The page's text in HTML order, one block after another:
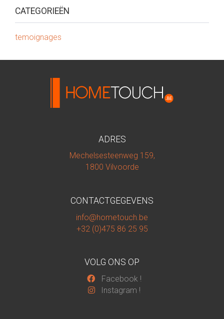
CATEGORIEËN
temoignages
ADRES
Mechelsesteenweg 159,
1800 Vilvoorde
CONTACTGEGEVENS
info@hometouch.be
+32 (0)475 86 25 95
VOLG ONS OP
Facebook !
Instagram !